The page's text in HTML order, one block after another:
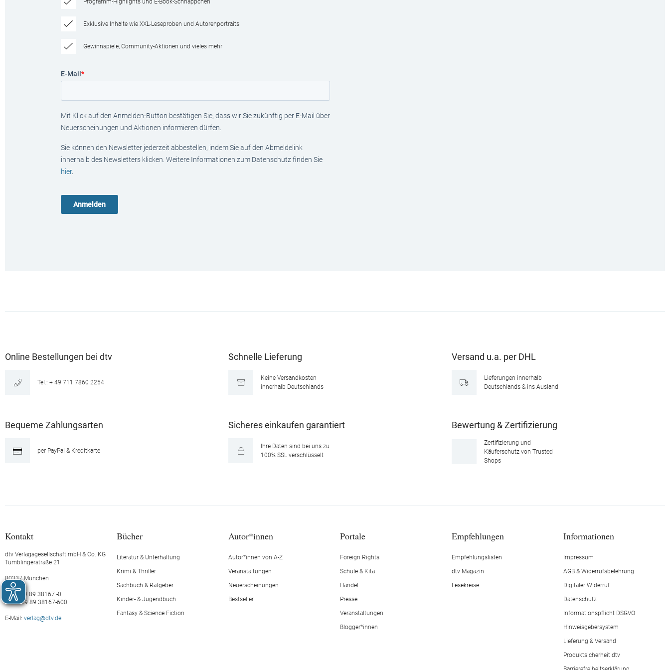
Programm-Highlights und E-Book-Schnäppchen
Exklusive Inhalte wie XXL-Leseproben und Autorenportraits
Gewinnspiele, Community-Aktionen und vieles mehr
E-Mail *
Mit Klick auf den Anmelden-Button bestätigen Sie, dass wir Sie zukünftig per E-Mail über
Neuerscheinungen und Aktionen informieren dürfen.
Sie können den Newsletter jederzeit abbestellen, indem Sie auf den Abmeldelink
innerhalb des Newsletters klicken. Weitere Informationen zum Datenschutz finden Sie
hier.
Online Bestellungen bei dtv
Tel.: + 49 711 7860 2254
Schnelle Lieferung
Keine Versandkosten
innerhalb Deutschlands
Versand u.a. per DHL
Lieferungen innerhalb
Deutschlands & ins Ausland
Bequeme Zahlungsarten
per PayPal & Kreditkarte
Sicheres einkaufen garantiert
Ihre Daten sind bei uns zu
100% SSL verschlüsselt
Bewertung & Zertifizierung
Zertifizierung und
Käuferschutz von Trusted
Shops
Kontakt
dtv Verlagsgesellschaft mbH & Co. KG
Tumblingerstraße 21
80337 München
Tel.: +49 89 38167 -0
Fax: +49 89 38167-600
E-Mail: verlag@dtv.de
Bücher
Literatur & Unterhaltung
Krimi & Thriller
Sachbuch & Ratgeber
Kinder- & Jugendbuch
Fantasy & Science Fiction
Autor*innen
Autor*innen von A-Z
Veranstaltungen
Neuerscheinungen
Bestseller
Portale
Foreign Rights
Schule & Kita
Handel
Presse
Veranstaltungen
Blogger*innen
Empfehlungen
Empfehlungslisten
dtv Magazin
Lesekreise
Informationen
Impressum
AGB & Widerrufsbelehrung
Digitaler Widerruf
Datenschutz
Informationspflicht DSGVO
Hinweisgebersystem
Lieferung & Versand
Produktsicherheit dtv